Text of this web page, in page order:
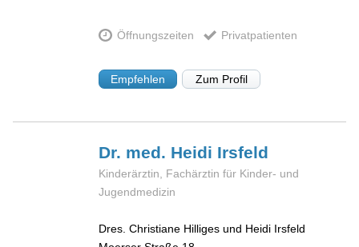
Öffnungszeiten Privatpatienten
Empfehlen Zum Profil
Dr. med. Heidi Irsfeld
Kinderärztin, Fachärztin für Kinder- und
Jugendmedizin
Dres. Christiane Hilliges und Heidi Irsfeld